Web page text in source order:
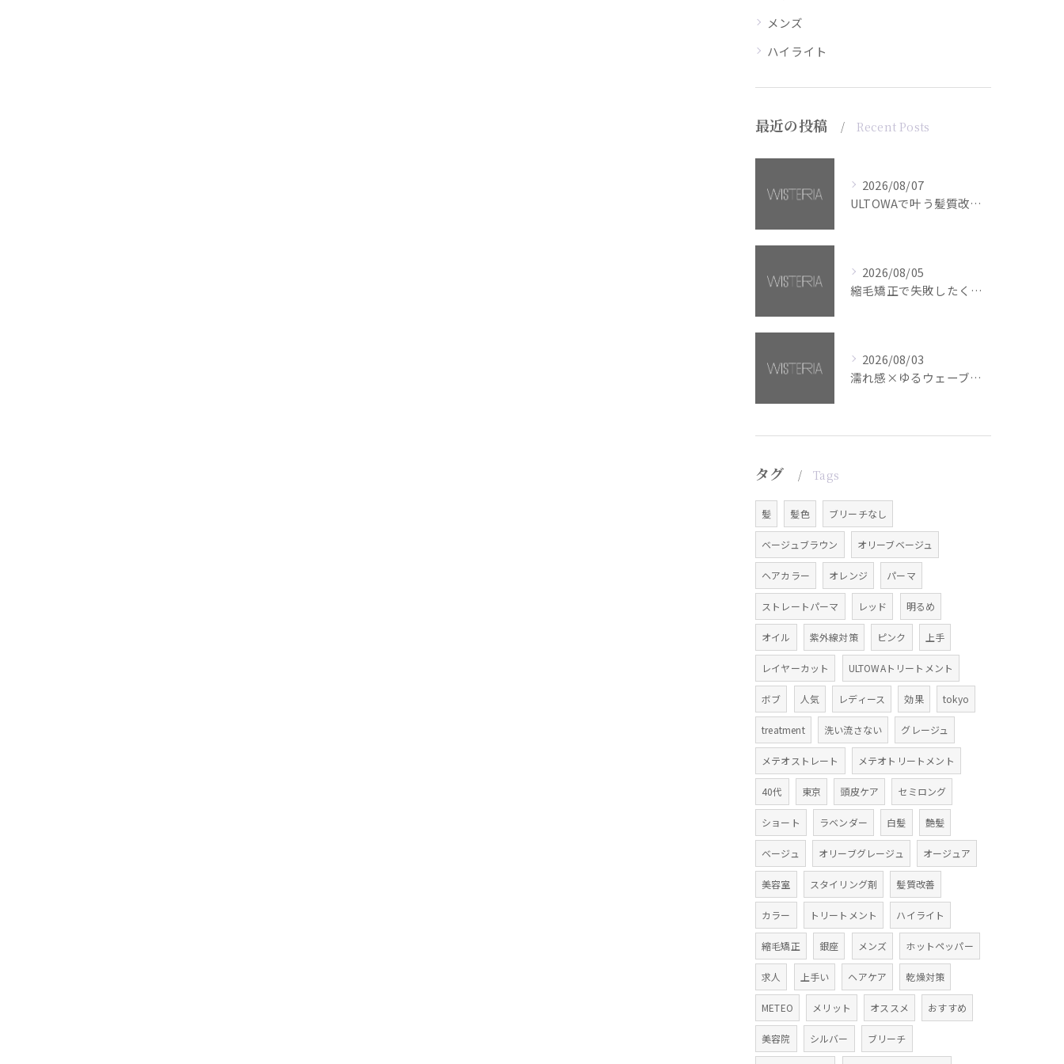
メンズ
ハイライト
最近の投稿 Recent Posts
2026/08/07
ULTOWAで叶う髪質改善美髪カラー【銀座・美容室WISTERIA】
2026/08/05
縮毛矯正で失敗したくない方へ【銀座・美容室WISTERIA】
2026/08/03
濡れ感×ゆるウェーブミディアム【銀座・美容室WISTERIA】
タグ Tags
髪 髪色 ブリーチなし
ベージュブラウン オリーブベージュ
ヘアカラー オレンジ パーマ
ストレートパーマ レッド 明るめ
オイル 紫外線対策 ピンク 上手
レイヤーカット ULTOWAトリートメント
ボブ 人気 レディース 効果 tokyo
treatment 洗い流さない グレージュ
メテオストレート メテオトリートメント
40代 東京 頭皮ケア セミロング
ショート ラベンダー 白髪 艶髪
ベージュ オリーブグレージュ オージュア
美容室 スタイリング剤 髪質改善
カラー トリートメント ハイライト
縮毛矯正 銀座 メンズ ホットペッパー
求人 上手い ヘアケア 乾燥対策
METEO メリット オススメ おすすめ
美容院 シルバー ブリーチ